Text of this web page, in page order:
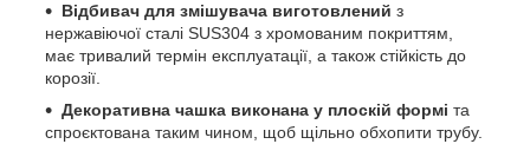
Відбивач для змішувача виготовлений з
нержавіючої сталі SUS304 з хромованим покриттям,
має тривалий термін експлуатації, а також стійкість до
корозії.
Декоративна чашка виконана у плоскій формі та
спроєктована таким чином, щоб щільно обхопити трубу.